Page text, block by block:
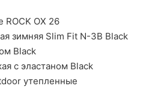
ROCK OX 26
зимняя Slim Fit N-3B Black
Black
с эластаном Black
утепленные